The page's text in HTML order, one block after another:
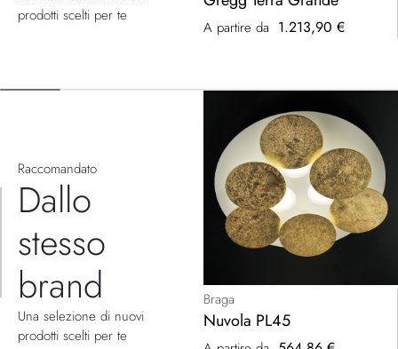
prodotti scelti per te
A partire da 1.213,90 €
Raccomandato
Dallo
stesso
brand
Una selezione di nuovi
prodotti scelti per te
Braga
Nuvola PL45